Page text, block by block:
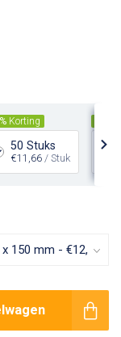
Korting
50 Stuks
€11,66 / Stuk